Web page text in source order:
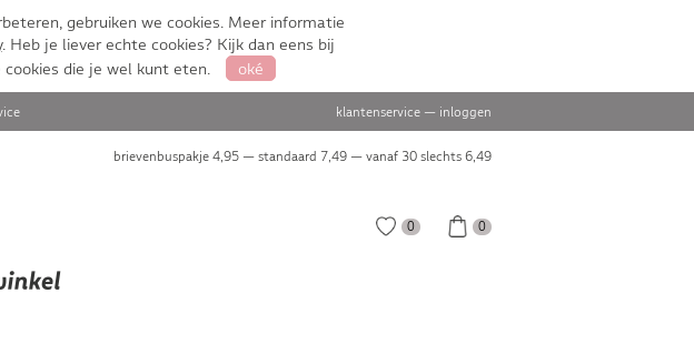
gebruiken we cookies. Meer informatie
. Heb je liever echte cookies? Kijk dan eens bij
cookies die je wel kunt eten. oké
klantenservice — inloggen
brievenbuspakje 4,95 — standaard 7,49 — vanaf 30 slechts 6,49
0 0